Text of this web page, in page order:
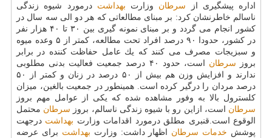
اداره پیشگیری از سرطان وزارت بهداشت درمورد شیوه زندگی
ناسالم خاطرنشان كرد: بر مبنای مطالعاتی كه هر دو الی سه سال در
كشور انجام می گردد و بر مبنای نمونه گیری بین ۳۰ تا ۴۰ هزار نفر
در كشور، حدودا ۹۰ درصد افراد تحت مطالعه، كمتر از ۵ وعده میوه
و سبزیجات مصرف می كنند كه یك عامل حفاظت كننده در برابر
بروز سرطان
است، حدود ۴۰ درصد جمعیت فعالیت بدنی مطلوبی
ندارند و افزایش وزن هم بیش از ۵۰ درصد در زنان و كمتر از ۵۰
درصد مردان را درگیر كرده است. همینطور در جمعیت بالغین، میزان
كلسترول بالا به وفور مشاهده شده كه یكی از عوامل مهم بروز
سرطان است، ازاین رو با شیوه زندگی ناسالم، بروز سرطان محتمل
الوقوع است.قنبری مطلق درمورد اقدامات وزارت بهداشت درجهت
پوشش خدمات سرطان اظهار داشت: وزارت بهداشت برای عرضه